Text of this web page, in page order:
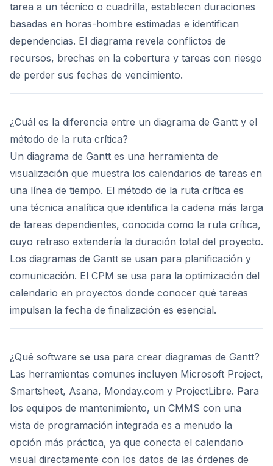
tarea a un técnico o cuadrilla, establecen duraciones
basadas en horas-hombre estimadas e identifican
dependencias. El diagrama revela conflictos de
recursos, brechas en la cobertura y tareas con riesgo
de perder sus fechas de vencimiento.
¿Cuál es la diferencia entre un diagrama de Gantt y el
método de la ruta crítica?
Un diagrama de Gantt es una herramienta de
visualización que muestra los calendarios de tareas en
una línea de tiempo. El método de la ruta crítica es
una técnica analítica que identifica la cadena más larga
de tareas dependientes, conocida como la ruta crítica,
cuyo retraso extendería la duración total del proyecto.
Los diagramas de Gantt se usan para planificación y
comunicación. El CPM se usa para la optimización del
calendario en proyectos donde conocer qué tareas
impulsan la fecha de finalización es esencial.
¿Qué software se usa para crear diagramas de Gantt?
Las herramientas comunes incluyen Microsoft Project,
Smartsheet, Asana, Monday.com y ProjectLibre. Para
los equipos de mantenimiento, un CMMS con una
vista de programación integrada es a menudo la
opción más práctica, ya que conecta el calendario
visual directamente con los datos de las órdenes de